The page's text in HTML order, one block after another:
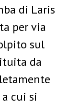
di Laris
per via
sul
da
cui si